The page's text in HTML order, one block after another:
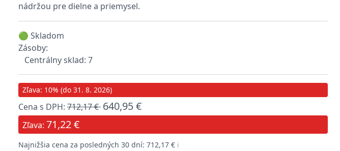
nádržou pre dielne a priemysel.
🟢 Skladom
Zásoby:
Centrálny sklad: 7
Zľava: 10% (do 31. 8. 2026)
Cena s DPH: 712,17 € 640,95 €
Zľava: 71,22 €
Najnižšia cena za posledných 30 dní: 712,17 € ℹ️